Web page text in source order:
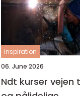
inspiration
06. June 2026
Ndt kurser vejen til sikre